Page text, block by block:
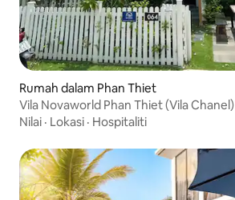
Rumah dalam Phan Thiet
Vila Novaworld Phan Thiet (Vila Chanel)
Nilai · Lokasi · Hospitaliti